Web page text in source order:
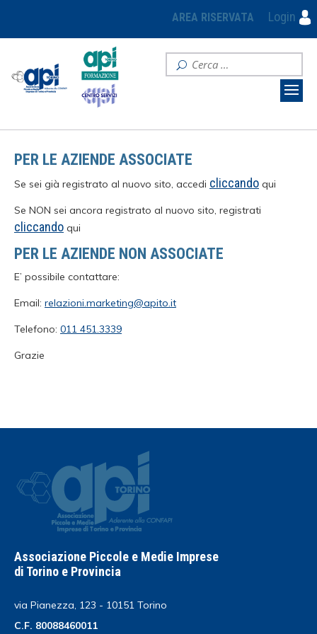
AREA RISERVATA Login
PER LE AZIENDE ASSOCIATE
Se sei già registrato al nuovo sito, accedi cliccando qui
Se NON sei ancora registrato al nuovo sito, registrati
cliccando qui
PER LE AZIENDE NON ASSOCIATE
E’ possibile contattare:
Email: relazioni.marketing@apito.it
Telefono: 011 451.3339
Grazie
Associazione Piccole e Medie Imprese
di Torino e Provincia
via Pianezza, 123 - 10151 Torino
C.F. 80088460011